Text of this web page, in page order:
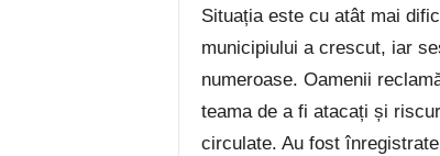
Situația este cu atât mai
municipiului a crescut, iar
numeroase. Oamenii
teama de a fi atacați și
circulate. Au fost